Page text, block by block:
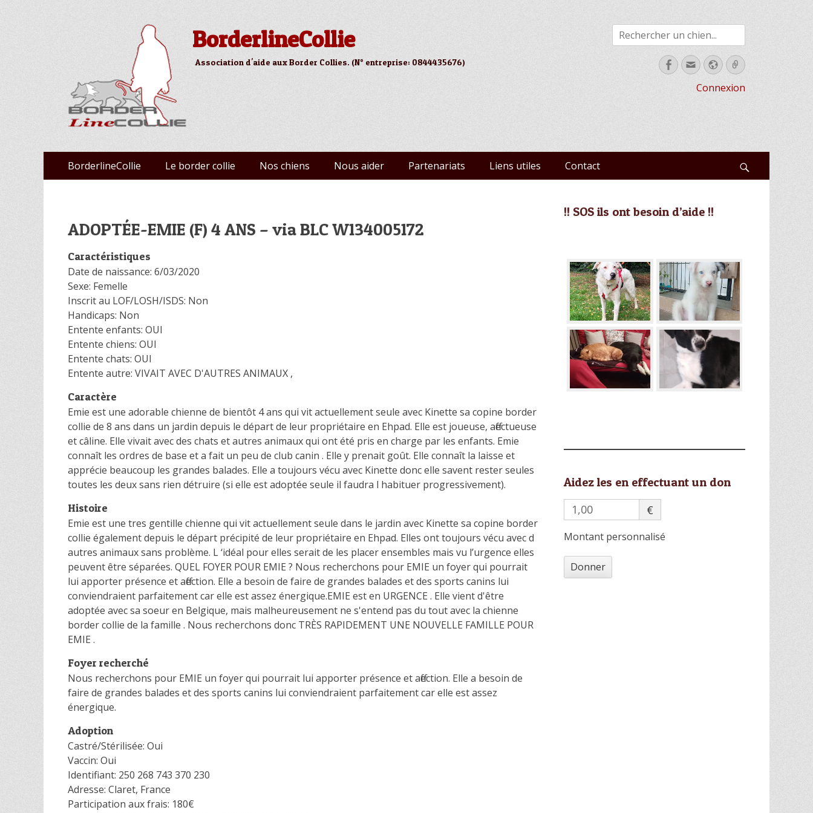
BorderlineCollie
Association d'aide aux Border Collies. (N° entreprise: 0844435676)
Rechercher
Facebook
EmailSite
web
Link
Connexion
Premier menu
BorderlineCollie Le border collie Nos chiens Nous aider Partenariats Liens utiles Contact
ADOPTÉE-EMIE (F) 4 ANS – via BLC W134005172
Caractéristiques
Date de naissance: 6/03/2020
Sexe: Femelle
Inscrit au LOF/LOSH/ISDS: Non
Handicaps: Non
Entente enfants: OUI
Entente chiens: OUI
Entente chats: OUI
Entente autre: VIVAIT AVEC D'AUTRES ANIMAUX ,
Caractère
Emie est une adorable chienne de bientôt 4 ans qui vit actuellement seule avec Kinette sa copine border
collie de 8 ans dans un jardin depuis le départ de leur propriétaire en Ehpad. Elle est joueuse, affectueuse
et câline. Elle vivait avec des chats et autres animaux qui ont été pris en charge par les enfants. Emie
connaît les ordres de base et a fait un peu de club canin . Elle y prenait goût. Elle connaît la laisse et
apprécie beaucoup les grandes balades. Elle a toujours vécu avec Kinette donc elle savent rester seules
toutes les deux sans rien détruire (si elle est adoptée seule il faudra l habituer progressivement).
Histoire
Emie est une tres gentille chienne qui vit actuellement seule dans le jardin avec Kinette sa copine border
collie également depuis le départ précipité de leur propriétaire en Ehpad. Elles ont toujours vécu avec d
autres animaux sans problème. L ‘idéal pour elles serait de les placer ensembles mais vu l’urgence elles
peuvent être séparées. QUEL FOYER POUR EMIE ? Nous recherchons pour EMIE un foyer qui pourrait
lui apporter présence et affection. Elle a besoin de faire de grandes balades et des sports canins lui
conviendraient parfaitement car elle est assez énergique.EMIE est en URGENCE . Elle vient d'être
adoptée avec sa soeur en Belgique, mais malheureusement ne s'entend pas du tout avec la chienne
border collie de la famille . Nous recherchons donc TRÈS RAPIDEMENT UNE NOUVELLE FAMILLE POUR
EMIE .
Foyer recherché
Nous recherchons pour EMIE un foyer qui pourrait lui apporter présence et affection. Elle a besoin de
faire de grandes balades et des sports canins lui conviendraient parfaitement car elle est assez
énergique.
Adoption
Castré/Stérilisée: Oui
Vaccin: Oui
Identifiant: 250 268 743 370 230
Adresse: Claret, France
Participation aux frais: 180€
!! SOS ils ont besoin d’aide !!
Aidez les en effectuant un don
€
Montant personnalisé
Donner